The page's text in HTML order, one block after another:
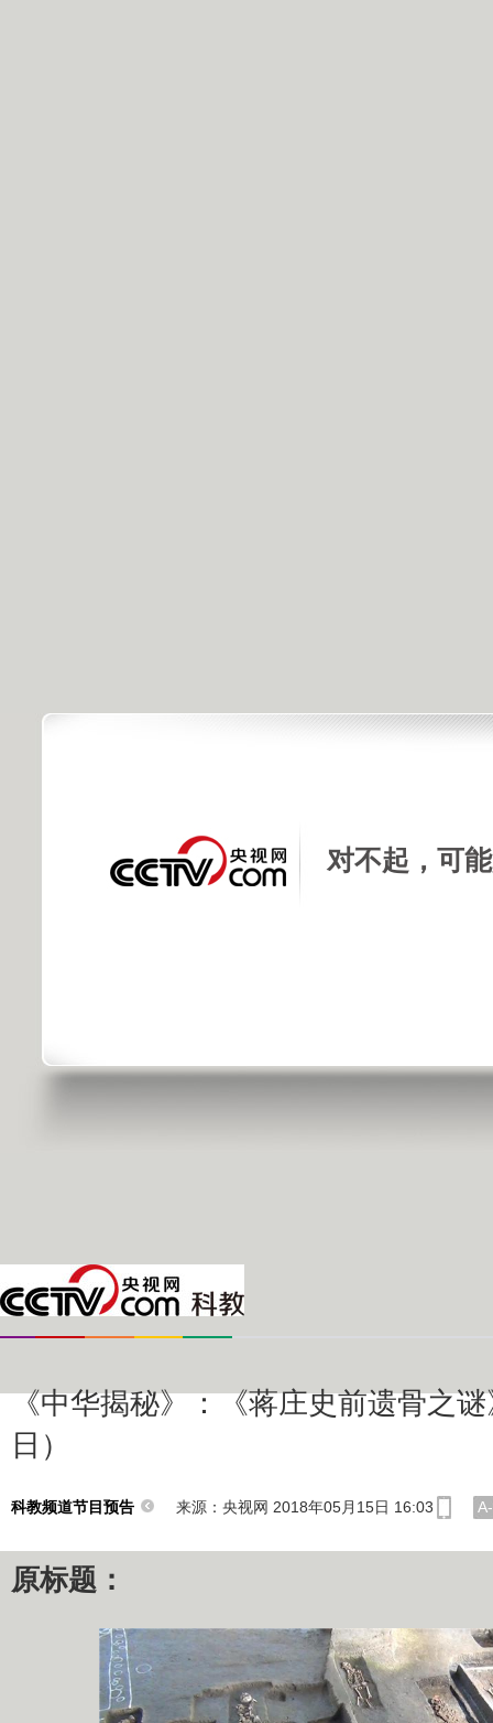
对不起，可
《中华揭秘》：《蒋庄史前遗骨之
日）
科教频道节目预告 来源：央视网 2018年05月15日 16:03 A-
原标题：